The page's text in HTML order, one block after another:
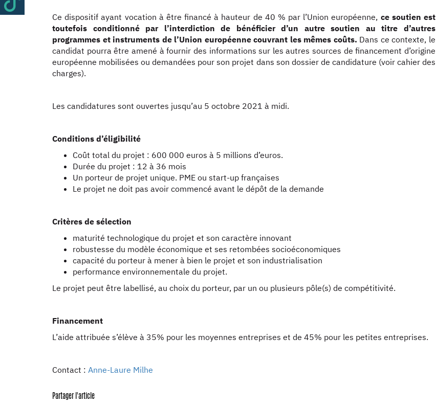
Ce dispositif ayant vocation à être financé à hauteur de 40 % par l’Union européenne, ce soutien est
toutefois conditionné par l’interdiction de bénéficier d’un autre soutien au titre d’autres
programmes et instruments de l’Union européenne couvrant les mêmes coûts. Dans ce contexte, le
candidat pourra être amené à fournir des informations sur les autres sources de financement d’origine
européenne mobilisées ou demandées pour son projet dans son dossier de candidature (voir cahier des
charges).
Les candidatures sont ouvertes jusqu’au 5 octobre 2021 à midi.
Conditions d’éligibilité
Coût total du projet : 600 000 euros à 5 millions d’euros.
Durée du projet : 12 à 36 mois
Un porteur de projet unique. PME ou start-up françaises
Le projet ne doit pas avoir commencé avant le dépôt de la demande
Critères de sélection
maturité technologique du projet et son caractère innovant
robustesse du modèle économique et ses retombées socioéconomiques
capacité du porteur à mener à bien le projet et son industrialisation
performance environnementale du projet.
Le projet peut être labellisé, au choix du porteur, par un ou plusieurs pôle(s) de compétitivité.
Financement
L’aide attribuée s’élève à 35% pour les moyennes entreprises et de 45% pour les petites entreprises.
Contact : Anne-Laure Milhe
Partager l'article